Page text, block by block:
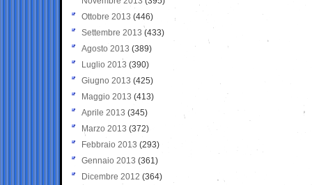
Ottobre 2013 (446)
Settembre 2013 (433)
Agosto 2013 (389)
Luglio 2013 (390)
Giugno 2013 (425)
Maggio 2013 (413)
Aprile 2013 (345)
Marzo 2013 (372)
Febbraio 2013 (293)
Gennaio 2013 (361)
Dicembre 2012 (364)